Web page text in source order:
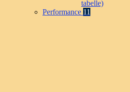
tabelle)
Performance 11